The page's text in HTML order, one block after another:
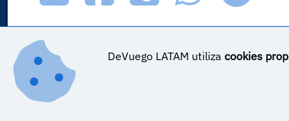
DeVuego LATAM ES_COR es parte de ©DeVuego
DeVuego LATAM es parte de DeVuego
Sobre DeVuego LATAM ES_COR
DeVuego LATAM utiliza cookies